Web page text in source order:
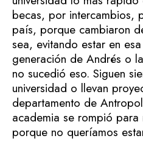
becas, por intercambios,
país, porque cambiaron
sea, evitando estar en
generación de Andrés o
no sucedió eso. Siguen
universidad o llevan
departamento de
academia se rompió para
porque no queríamos